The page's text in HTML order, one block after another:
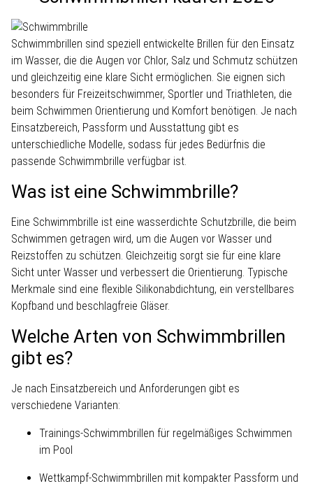
Schwimmbrillen sind speziell entwickelte Brillen für den Einsatz
im Wasser, die die Augen vor Chlor, Salz und Schmutz schützen
und gleichzeitig eine klare Sicht ermöglichen. Sie eignen sich
besonders für Freizeitschwimmer, Sportler und Triathleten, die
beim Schwimmen Orientierung und Komfort benötigen. Je nach
Einsatzbereich, Passform und Ausstattung gibt es
unterschiedliche Modelle, sodass für jedes Bedürfnis die
passende Schwimmbrille verfügbar ist.
Was ist eine Schwimmbrille?
Eine Schwimmbrille ist eine wasserdichte Schutzbrille, die beim
Schwimmen getragen wird, um die Augen vor Wasser und
Reizstoffen zu schützen. Gleichzeitig sorgt sie für eine klare
Sicht unter Wasser und verbessert die Orientierung. Typische
Merkmale sind eine flexible Silikonabdichtung, ein verstellbares
Kopfband und beschlagfreie Gläser.
Welche Arten von Schwimmbrillen
gibt es?
Je nach Einsatzbereich und Anforderungen gibt es
verschiedene Varianten:
Trainings-Schwimmbrillen für regelmäßiges Schwimmen
im Pool
Wettkampf-Schwimmbrillen mit kompakter Passform und